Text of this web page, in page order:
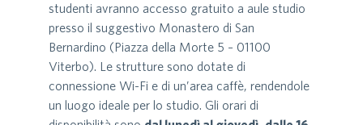
studenti avranno accesso gratuito a aule studio
presso il suggestivo Monastero di San
Bernardino (Piazza della Morte 5 – 01100
Viterbo). Le strutture sono dotate di
connessione Wi-Fi e di un’area caffè, rendendole
un luogo ideale per lo studio. Gli orari di